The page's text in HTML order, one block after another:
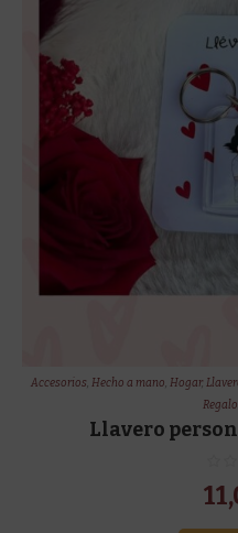
Accesorios,Hecho a mano,Hogar,
Llavero